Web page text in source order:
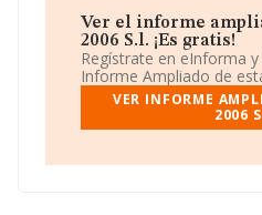
Ver el informe
2006 S.l. ¡Es gratis!
Regístrate en eInforma
Informe Ampliado de
VER INFORME
2006